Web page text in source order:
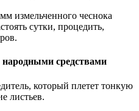
измельченного чеснока
сутки, процедить,
средствами
который плетет тонкую
листьев.